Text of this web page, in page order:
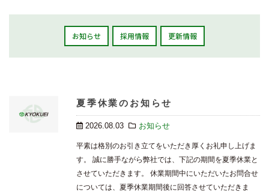
お知らせ 採用情報 更新情報
夏季休業のお知らせ
2026.08.03 お知らせ
平素は格別のお引き立てをいただき厚くお礼申し上げま
す。 誠に勝手ながら弊社では、下記の期間を夏季休業と
させていただきます。 休業期間中にいただいたお問合せ
については、夏季休業期間後に回答させていただきま